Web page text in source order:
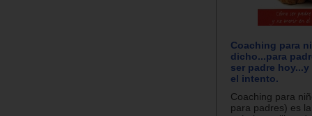
Coaching para
dicho...para
ser padre
el intento.
Coaching para
para padres) es